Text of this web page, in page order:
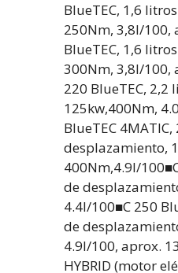
BlueTEC, 1,6
250Nm, 3,8l/100,
BlueTEC, 1,6
300Nm, 3,8l/100,
220 BlueTEC,
125kw,400Nm,
BlueTEC
desplazamiento,
400Nm,4.9l/
de
4.4l/100■C 250
de
4.9l/100, aprox.
HYBRID (motor